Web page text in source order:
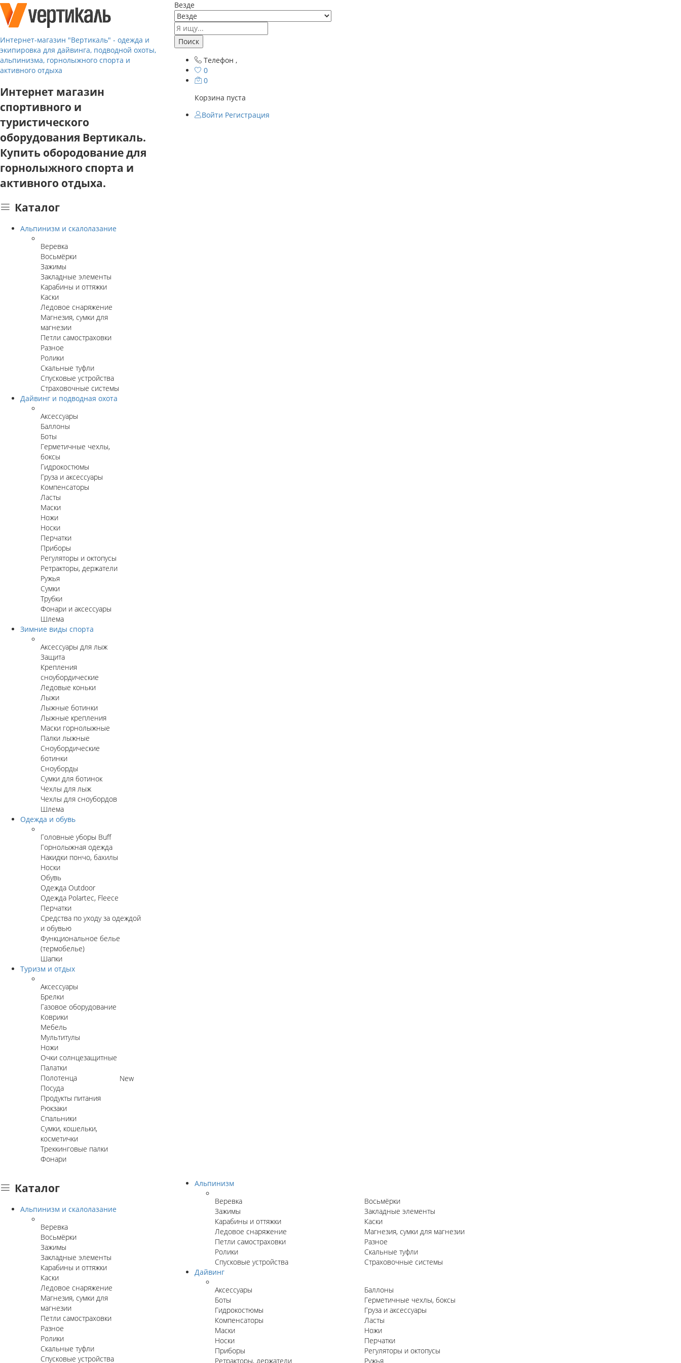
Интернет-магазин "Вертикаль" - одежда и
экипировка для дайвинга, подводной охоты,
альпинизма, горнолыжного спорта и
активного отдыха
Интернет магазин
спортивного и
туристического
оборудования Вертикаль.
Купить обородование для
горнолыжного спорта и
активного отдыха.
Каталог
Альпинизм и скалолазание
Веревка
Восьмёрки
Зажимы
Закладные элементы
Карабины и оттяжки
Каски
Ледовое снаряжение
Магнезия, сумки для
магнезии
Петли самостраховки
Разное
Ролики
Скальные туфли
Спусковые устройства
Страховочные системы
Дайвинг и подводная охота
Аксессуары
Баллоны
Боты
Герметичные чехлы,
боксы
Гидрокостюмы
Груза и аксессуары
Компенсаторы
Ласты
Маски
Ножи
Носки
Перчатки
Приборы
Регуляторы и октопусы
Ретракторы, держатели
Ружья
Сумки
Трубки
Фонари и аксессуары
Шлема
Зимние виды спорта
Аксессуары для лыж
Защита
Крепления
сноубордические
Ледовые коньки
Лыжи
Лыжные ботинки
Лыжные крепления
Маски горнолыжные
Палки лыжные
Сноубордические
ботинки
Сноуборды
Сумки для ботинок
Чехлы для лыж
Чехлы для сноубордов
Шлема
Одежда и обувь
Головные уборы Buff
Горнолыжная одежда
Накидки пончо, бахилы
Носки
Обувь
Одежда Outdoor
Одежда Polartec, Fleece
Перчатки
Средства по уходу за одеждой
и обувью
Функциональное белье
(термобелье)
Шапки
Туризм и отдых
Аксессуары
Брелки
Газовое оборудование
Коврики
Мебель
Мультитулы
Ножи
Очки солнцезащитные
Палатки
Полотенца
New
Посуда
Продукты питания
Рюкзаки
Спальники
Сумки, кошельки,
косметички
Треккинговые палки
Фонари
Везде
Поиск
Телефон ,
0
0
Корзина пуста
Войти Регистрация
Каталог
Альпинизм и скалолазание
Веревка
Восьмёрки
Зажимы
Закладные элементы
Карабины и оттяжки
Каски
Ледовое снаряжение
Магнезия, сумки для
магнезии
Петли самостраховки
Разное
Ролики
Скальные туфли
Спусковые устройства
Альпинизм
Веревка
Восьмёрки
Зажимы
Закладные элементы
Карабины и оттяжки
Каски
Ледовое снаряжение
Магнезия, сумки для магнезии
Петли самостраховки
Разное
Ролики
Скальные туфли
Спусковые устройства
Страховочные системы
Дайвинг
Аксессуары
Баллоны
Боты
Герметичные чехлы, боксы
Гидрокостюмы
Груза и аксессуары
Компенсаторы
Ласты
Маски
Ножи
Носки
Перчатки
Приборы
Регуляторы и октопусы
Ретракторы, держатели
Ружья